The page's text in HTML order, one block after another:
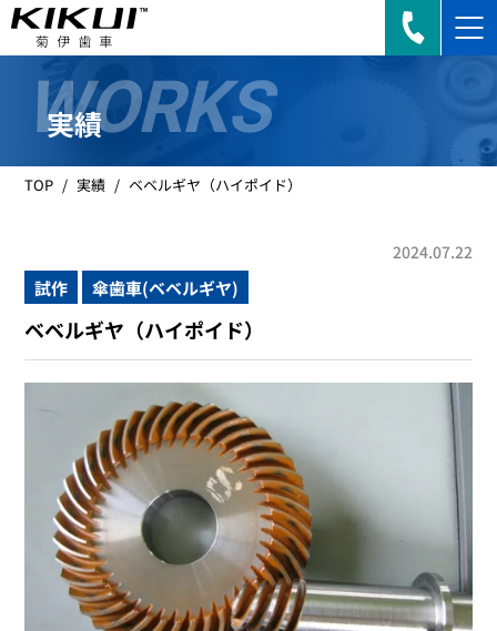
WORKS
実績
TOP 実績 ベベルギヤ（ハイポイド）
試作 傘歯車(ベベルギヤ)
2024.07.22
ベベルギヤ（ハイポイド）